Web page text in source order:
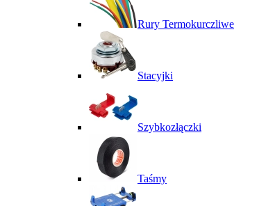
Rury Termokurczliwe
Stacyjki
Szybkozłączki
Taśmy